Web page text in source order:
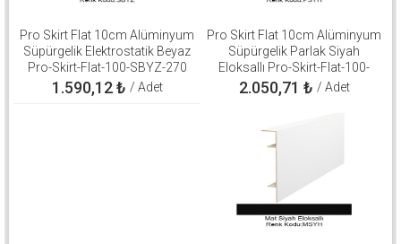
Pro Skirt Flat 10cm Alüminyum
Süpürgelik Elektrostatik Beyaz
Pro-Skirt-Flat-100-SBYZ-270
1.590,12₺ / Adet
Pro Skirt Flat 10cm Alüminyum
Süpürgelik Parlak Siyah
Eloksallı Pro-Skirt-Flat-100-
PSYH-270
2.050,71 ₺ / Adet